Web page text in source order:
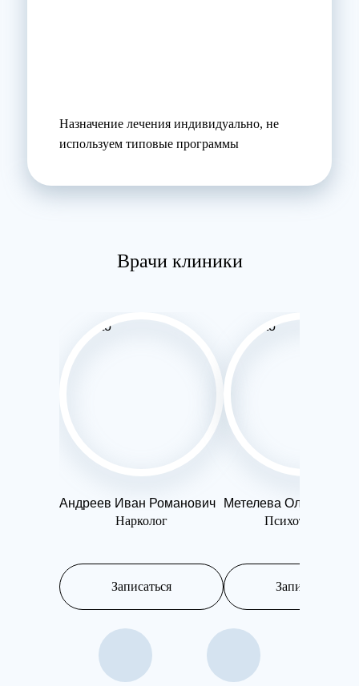
Назначение лечения индивидуально, не
используем типовые программы
Врачи клиники
Андреев Иван Романович
Нарколог
Записаться
Метелева Ольга
Психотерапевт
Записаться